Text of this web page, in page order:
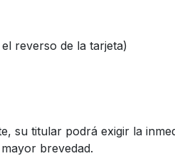
reverso de la tarjeta)
su titular podrá exigir la
brevedad.